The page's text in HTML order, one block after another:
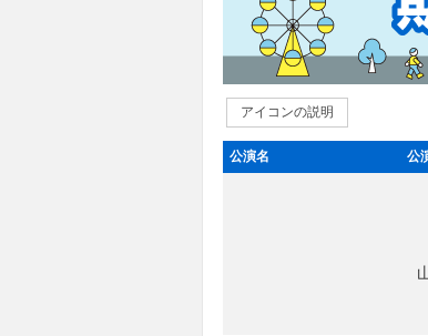
アイコンの説明
公演名 公